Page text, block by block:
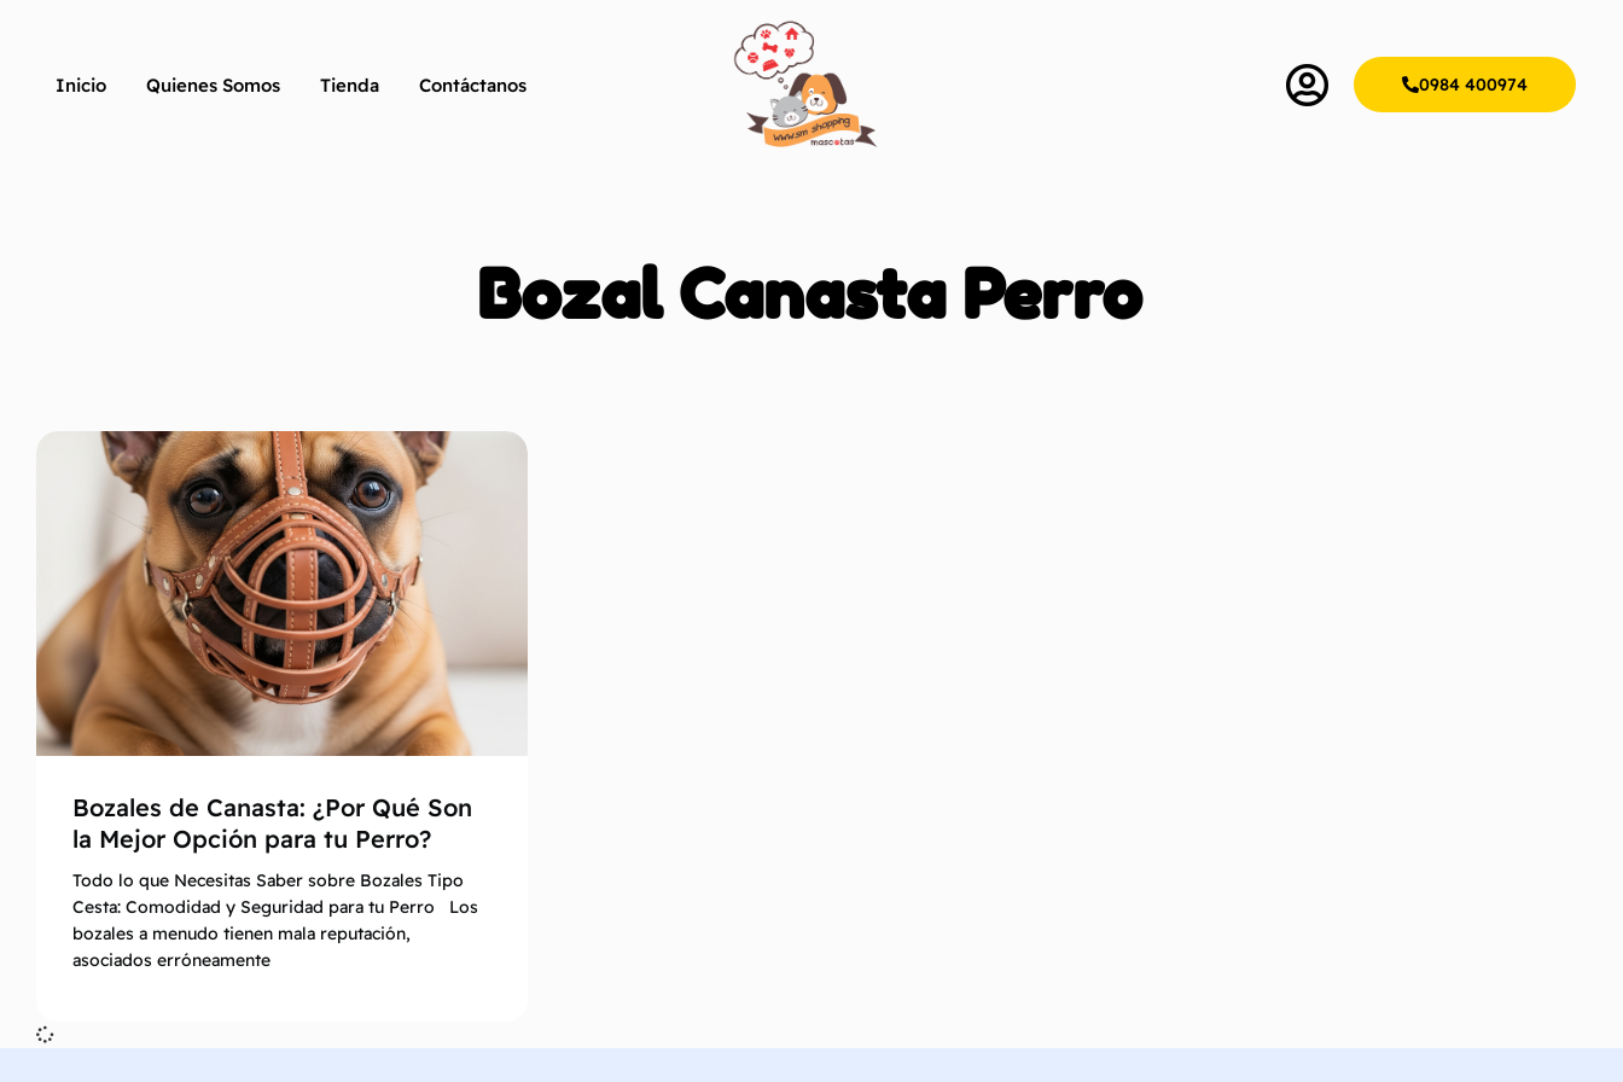
Inicio Quienes Somos Tienda Contáctanos 0984 400974
Bozal Canasta Perro
Bozales de Canasta: ¿Por Qué Son
la Mejor Opción para tu Perro?
Todo lo que Necesitas Saber sobre Bozales Tipo
Cesta: Comodidad y Seguridad para tu Perro Los
bozales a menudo tienen mala reputación,
asociados erróneamente